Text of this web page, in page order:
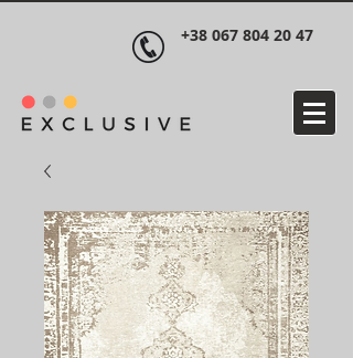
+38 067 804 20 47